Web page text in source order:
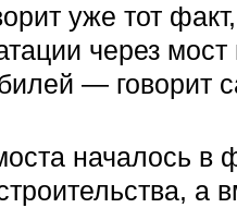
уже тот
через
— говорит
началось в
а